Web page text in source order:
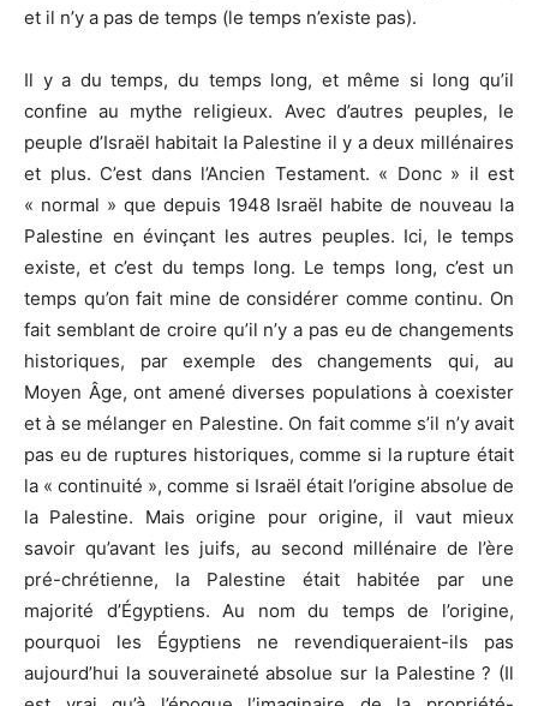
et il n’y a pas de temps (le temps n’existe pas).
Il y a du temps, du temps long, et même si long qu’il
confine au mythe religieux. Avec d’autres peuples, le
peuple d’Israël habitait la Palestine il y a deux millénaires
et plus. C’est dans l’Ancien Testament. « Donc » il est
« normal » que depuis 1948 Israël habite de nouveau la
Palestine en évinçant les autres peuples. Ici, le temps
existe, et c’est du temps long. Le temps long, c’est un
temps qu’on fait mine de considérer comme continu. On
fait semblant de croire qu’il n’y a pas eu de changements
historiques, par exemple des changements qui, au
Moyen Âge, ont amené diverses populations à coexister
et à se mélanger en Palestine. On fait comme s’il n’y avait
pas eu de ruptures historiques, comme si la rupture était
la « continuité », comme si Israël était l’origine absolue de
la Palestine. Mais origine pour origine, il vaut mieux
savoir qu’avant les juifs, au second millénaire de l’ère
pré-chrétienne, la Palestine était habitée par une
majorité d’Égyptiens. Au nom du temps de l’origine,
pourquoi les Égyptiens ne revendiqueraient-ils pas
aujourd’hui la souveraineté absolue sur la Palestine ? (Il